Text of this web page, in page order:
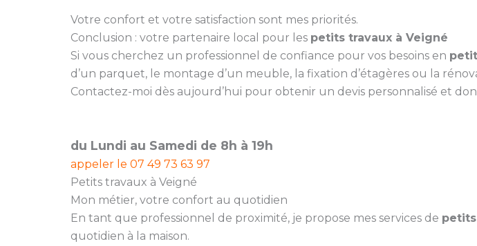
Votre confort et votre satisfaction sont mes priorités.
Conclusion : votre partenaire local pour les petits travaux à Veigné
Si vous cherchez un professionnel de confiance pour vos besoins en
d’un parquet, le montage d’un meuble, la fixation d’étagères ou la
Contactez-moi dès aujourd’hui pour obtenir un devis personnalisé et
du Lundi au Samedi de 8h à 19h
appeler le 07 49 73 63 97
Petits travaux à Veigné
Mon métier, votre confort au quotidien
En tant que professionnel de proximité, je propose mes services de
quotidien à la maison.